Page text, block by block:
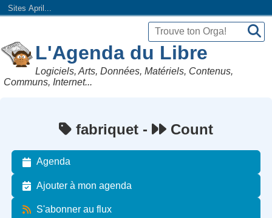
Sites April...
L'Agenda du Libre
Logiciels, Arts, Données, Matériels, Contenus,
Communs, Internet...
fabriquet - Count
Agenda
Ajouter à mon agenda
S'abonner au flux